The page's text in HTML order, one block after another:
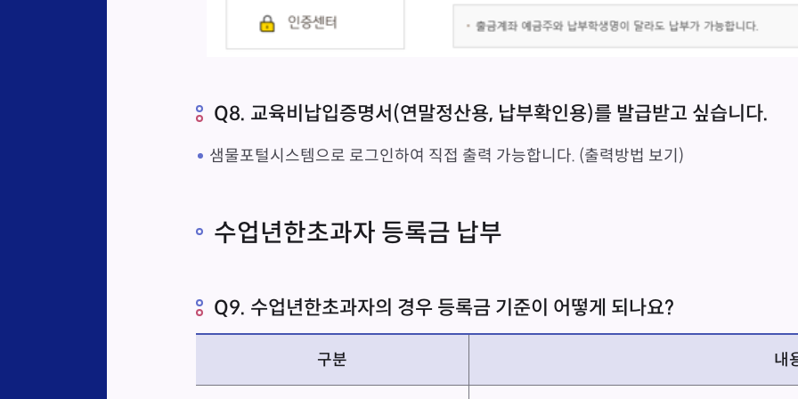
Q8. 교육비납입증명서(연말정산용, 납부확인용)를 발급받고 싶습니다.
샘물포털시스템으로 로그인하여 직접 출력 가능합니다. (출력방법 보기 )
수업년한초과자 등록금 납부
Q9. 수업년한초과자의 경우 등록금 기준이 어떻게 되나요?
구분 내